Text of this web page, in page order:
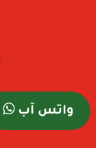
واتس آب